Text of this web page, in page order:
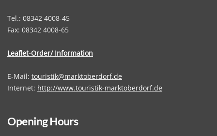
Tel.: 08342 4008-45
Fax: 08342 4008-65
Leaflet-Order/ Information
E-Mail: touristik@marktoberdorf.de
Internet: http://www.touristik-marktoberdorf.de
Opening Hours